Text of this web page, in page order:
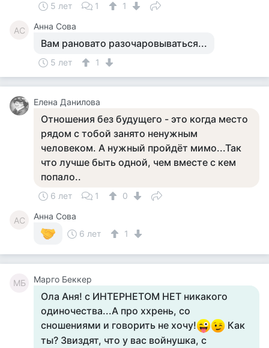
5 лет 1 1
АС Анна Сова
Вам рановато разочаровываться...
5 лет 1
Елена Данилова
Отношения без будущего - это когда место
рядом с тобой занято ненужным
человеком. А нужный пройдёт мимо...Так
что лучше быть одной, чем вместе с кем
попало..
6 лет 1 0
АС
Анна Сова
6 лет
1
МБ Марго Беккер
Ола Аня! с ИНТЕРНЕТОМ НЕТ никакого
одиночества...А про ххрень, со
сношениями и говорить не хочу!
Как
ты? Звиздят, что у вас войнушка, с